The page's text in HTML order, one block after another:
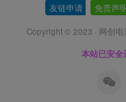
友链申请 免责声
Copyright © 2023 · 网创
本站已安全